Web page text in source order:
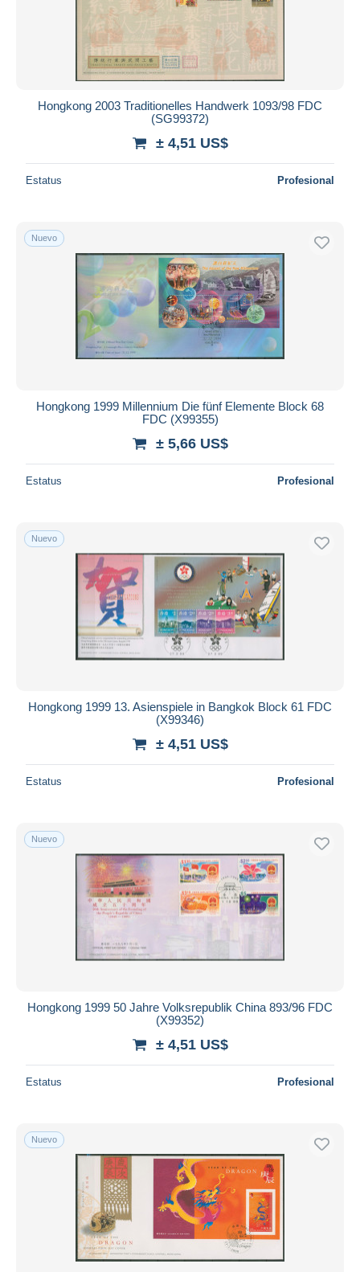
Hongkong 2003 Traditionelles Handwerk 1093/98 FDC
(SG99372)
± 4,51 US$
Estatus Profesional
Nuevo
Hongkong 1999 Millennium Die fünf Elemente Block 68
FDC (X99355)
± 5,66 US$
Estatus Profesional
Nuevo
Hongkong 1999 13. Asienspiele in Bangkok Block 61 FDC
(X99346)
± 4,51 US$
Estatus Profesional
Nuevo
Hongkong 1999 50 Jahre Volksrepublik China 893/96 FDC
(X99352)
± 4,51 US$
Estatus Profesional
Nuevo